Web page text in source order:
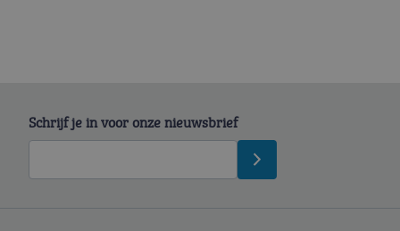
Schrijf je in voor onze nieuwsbrief